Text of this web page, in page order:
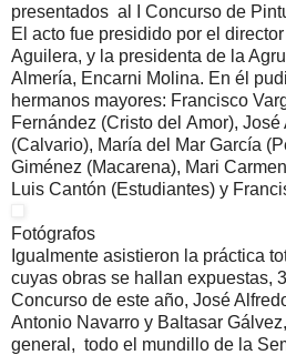
presentados al I Concurso de
El acto fue presidido por el
Aguilera, y la presidenta de la
Almería, Encarni Molina. En él
hermanos mayores: Francisco
Fernández (Cristo del Amor), José
(Calvario), María del Mar García
Giménez (Macarena), Mari
Luis Cantón (Estudiantes) y
Fotógrafos
Igualmente asistieron la práctica
cuyas obras se hallan expuestas,
Concurso de este año, José
Antonio Navarro y Baltasar
general, todo el mundillo de la